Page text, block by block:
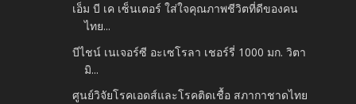
เอ็ม บี เค เซ็นเตอร์ ใส่ใจคุณภาพชีวิตที่ดีของคน
ไทย...
บีไชน์ เนเจอร์ซี อะเซโรลา เชอร์รี่ 1000 มก. วิตา
มิ...
ศูนย์วิจัยโรคเอดส์และโรคติดเชื้อ สภากาชาดไทย